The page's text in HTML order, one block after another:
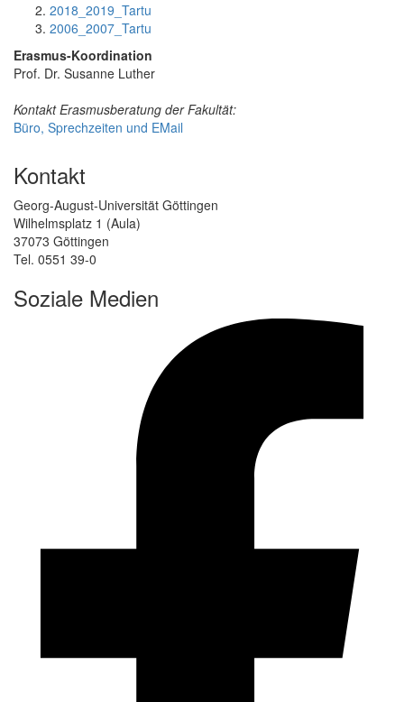
2018_2019_Tartu
2006_2007_Tartu
Erasmus-Koordination
Prof. Dr. Susanne Luther
Kontakt Erasmusberatung der Fakultät:
Büro, Sprechzeiten und EMail
Kontakt
Georg-August-Universität Göttingen
Wilhelmsplatz 1 (Aula)
37073 Göttingen
Tel. 0551 39-0
Soziale Medien